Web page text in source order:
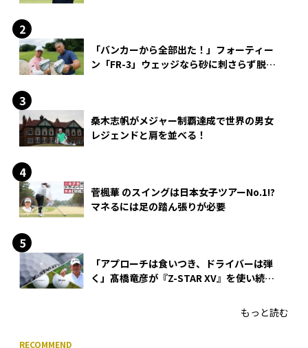
「バンカーから全部出た！」フォーティー
ン「FR-3」ウェッジなら砂に刺さらず脱出
桑木志帆がメジャー制覇達成で世界の男女
レジェンドと肩を並べる！
菅楓華 のスイングは日本女子ツアーNo.1!?
マネるには足の踏ん張りが必要
「アプローチは食いつき、ドライバーは弾
く」髙橋竜彦が『Z-STAR XV』を使い続け
もっと読む